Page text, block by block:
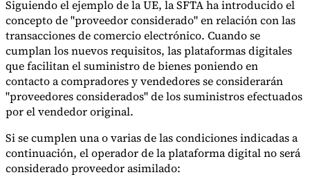
Expertos
Nuestros autores Conviértase en colaboradorElija un experto
Siguiendo el ejemplo de la UE, la SFTA ha introducido el
concepto de "proveedor considerado" en relación con las
transacciones de comercio electrónico. Cuando se
cumplan los nuevos requisitos, las plataformas digitales
que facilitan el suministro de bienes poniendo en
contacto a compradores y vendedores se considerarán
"proveedores considerados" de los suministros efectuados
por el vendedor original.
Si se cumplen una o varias de las condiciones indicadas a
continuación, el operador de la plataforma digital no será
considerado proveedor asimilado: